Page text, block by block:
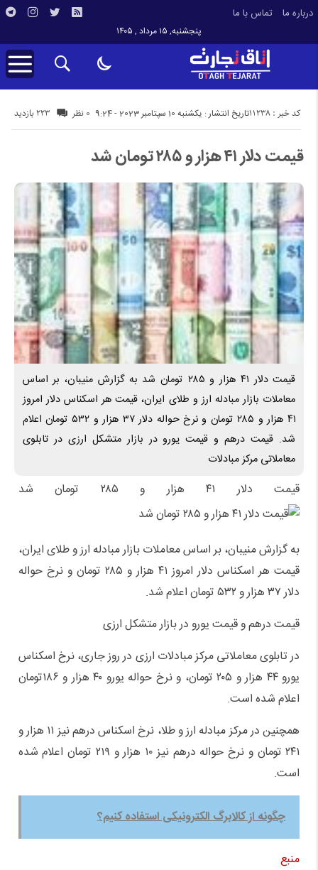
درباره ما تماس با ما
پنجشنبه, ۱۵ مرداد , ۱۴۰۵
تاریخ انتشار : یکشنبه 10 سپتامبر 2023 - 9:24 223 بازدید کد خبر : 11238 0 نظر
قیمت دلار ۴۱ هزار و ۲۸۵ تومان شد
قیمت دلار ۴۱ هزار و ۲۸۵ تومان شد به گزارش منیبان، بر اساس
معاملات بازار مبادله ارز و طلای ایران، قیمت هر اسکناس دلار امروز
۴۱ هزار و ۲۸۵ تومان و نرخ حواله دلار ۳۷ هزار و ۵۳۲ تومان اعلام
شد. قیمت درهم و قیمت یورو در بازار متشکل ارزی در تابلوی
معاملاتی مرکز مبادلات
قیمت دلار ۴۱ هزار و ۲۸۵ تومان شد
به گزارش منیبان، بر اساس معاملات بازار مبادله ارز و طلای ایران،
قیمت هر اسکناس دلار امروز ۴۱ هزار و ۲۸۵ تومان و نرخ حواله
دلار ۳۷ هزار و ۵۳۲ تومان اعلام شد.
قیمت درهم و قیمت یورو در بازار متشکل ارزی
در تابلوی معاملاتی مرکز مبادلات ارزی در روز جاری، نرخ اسکناس
یورو ۴۴ هزار و ۲۰۵ تومان، و نرخ حواله یورو ۴۰ هزار و ۱۸۶تومان
اعلام شده است.
همچنین در مرکز مبادله ارز و طلا، نرخ اسکناس درهم نیز ۱۱ هزار و
۲۴۱ تومان و نرخ حواله درهم نیز ۱۰ هزار و ۲۱۹ تومان اعلام شده
است.
چگونه از کالابرگ الکترونیکی استفاده کنیم؟
منبع